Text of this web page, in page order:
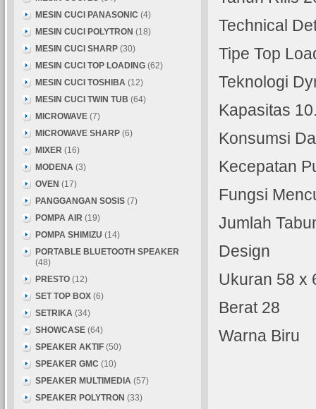
Technical
Tipe Top
Teknologi
Kapasitas
Konsumsi
Kecepatan
Fungsi
Jumlah
Design
Ukuran 58 x
Berat 28
Warna Biru
MESIN CUCI PANASONIC (4)
MESIN CUCI POLYTRON (18)
MESIN CUCI SHARP (30)
MESIN CUCI TOP LOADING (62)
MESIN CUCI TOSHIBA (12)
MESIN CUCI TWIN TUB (64)
MICROWAVE (7)
MICROWAVE SHARP (6)
MIXER (16)
MODENA (3)
OVEN (17)
PANGGANGAN SOSIS (7)
POMPA AIR (19)
POMPA SHIMIZU (14)
PORTABLE BLUETOOTH SPEAKER
(48)
PRESTO (12)
SET TOP BOX (6)
SETRIKA (34)
SHOWCASE (64)
SPEAKER AKTIF (50)
SPEAKER GMC (10)
SPEAKER MULTIMEDIA (57)
SPEAKER POLYTRON (33)